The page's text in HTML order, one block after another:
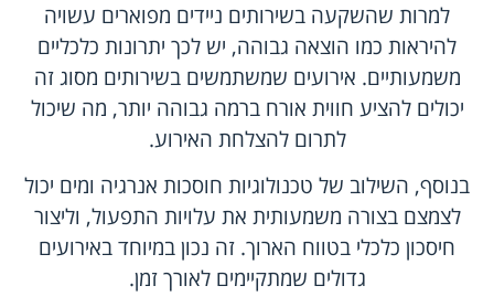
למרות שהשקעה בשירותים ניידים מפוארים עשויה
להיראות כמו הוצאה גבוהה, יש לכך יתרונות כלכליים
משמעותיים. אירועים שמשתמשים בשירותים מסוג זה
יכולים להציע חווית אורח ברמה גבוהה יותר, מה שיכול
לתרום להצלחת האירוע.
בנוסף, השילוב של טכנולוגיות חוסכות אנרגיה ומים יכול
לצמצם בצורה משמעותית את עלויות התפעול, וליצור
חיסכון כלכלי בטווח הארוך. זה נכון במיוחד באירועים
גדולים שמתקיימים לאורך זמן.